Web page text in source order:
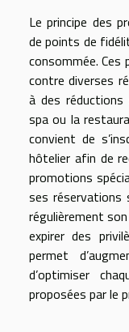
Le principe des
de points de
consommée.
contre diverses
à des réductions
spa ou la
convient de
hôtelier afin de
promotions
ses réservations
régulièrement
expirer des
permet
d’optimiser
proposées par le